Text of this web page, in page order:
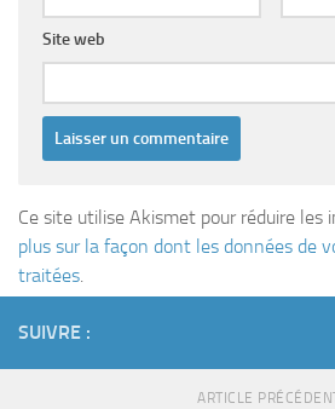
Site web
Ce site utilise Akismet pour réduire les
plus sur la façon dont les données de
traitées.
SUIVRE :
ARTICLE